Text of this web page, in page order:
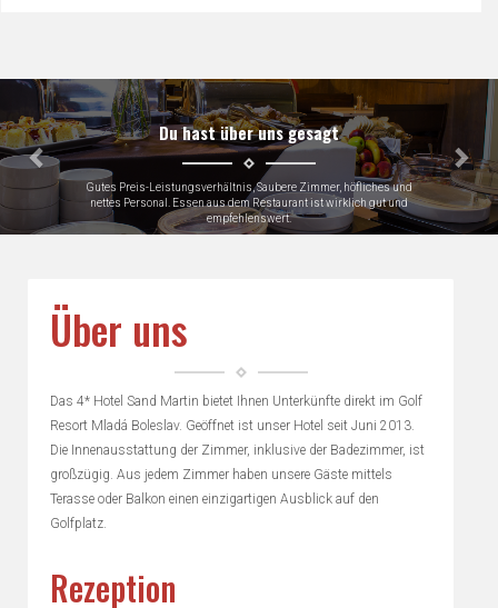
Du hast über uns gesagt
Gutes Preis-Leistungsverhältnis, Saubere Zimmer, höfliches und
nettes Personal. Essen aus dem Restaurant ist wirklich gut und
empfehlenswert.
Předchozí
Über uns
Das 4* Hotel Sand Martin bietet Ihnen Unterkünfte direkt im Golf
Resort Mladá Boleslav. Geöffnet ist unser Hotel seit Juni 2013.
Die Innenausstattung der Zimmer, inklusive der Badezimmer, ist
großzügig. Aus jedem Zimmer haben unsere Gäste mittels
Terasse oder Balkon einen einzigartigen Ausblick auf den
Golfplatz.
Rezeption